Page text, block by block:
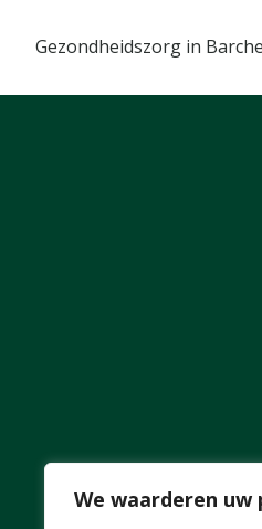
We waarderen uw
Gezondheidszorg in